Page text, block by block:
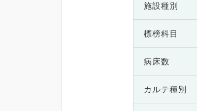
施設種別
標榜科目
病床数
カルテ種別